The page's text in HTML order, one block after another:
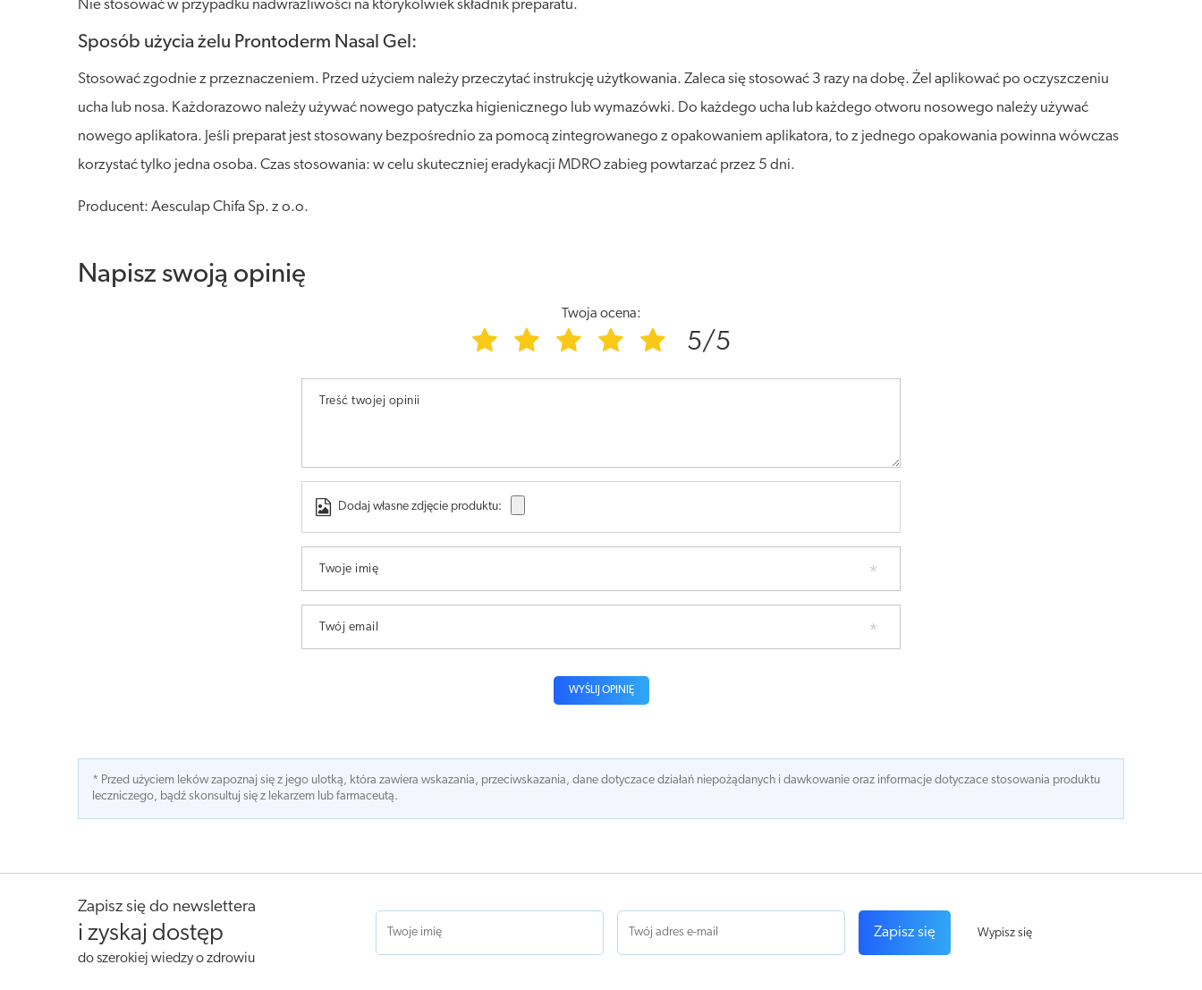
Nie stosować w przypadku nadwrażliwości na którykolwiek składnik preparatu.
Sposób użycia żelu Prontoderm Nasal Gel:
Stosować zgodnie z przeznaczeniem. Przed użyciem należy przeczytać instrukcję użytkowania. Zaleca się stosować 3 razy na dobę. Żel aplikować po oczyszczeniu
ucha lub nosa. Każdorazowo należy używać nowego patyczka higienicznego lub wymazówki. Do każdego ucha lub każdego otworu nosowego należy używać
nowego aplikatora. Jeśli preparat jest stosowany bezpośrednio za pomocą zintegrowanego z opakowaniem aplikatora, to z jednego opakowania powinna wówczas
korzystać tylko jedna osoba. Czas stosowania: w celu skuteczniej eradykacji MDRO zabieg powtarzać przez 5 dni.
Producent: Aesculap Chifa Sp. z o.o.
Napisz swoją opinię
Twoja ocena:
5/5
Treść twojej opinii
Dodaj własne zdjęcie produktu:
Twoje imię
Twój email
WYŚLIJ OPINIĘ
* Przed użyciem leków zapoznaj się z jego ulotką, która zawiera wskazania, przeciwskazania, dane dotyczace działań niepożądanych i dawkowanie oraz informacje dotyczace stosowania produktu
leczniczego, bądź skonsultuj się z lekarzem lub farmaceutą.
Zapisz się do newslettera
i zyskaj dostęp
do szerokiej wiedzy o zdrowiu
Zapisz się Wypisz się